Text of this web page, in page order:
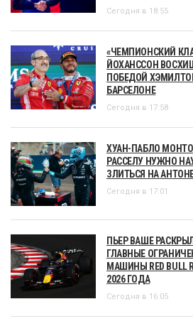
Сегодня в 18:55
«ЧЕМПИОНСКИЙ
ЙОХАНССОН
ПОБЕДОЙ
БАРСЕЛОНЕ
Сегодня в 17:58
ХУАН-ПАБЛО
РАССЕЛУ НУЖНО
ЗЛИТЬСЯ НА
Сегодня в 17:01
ПЬЕР ВАШЕ РАСКРЫЛ
ГЛАВНЫЕ
МАШИНЫ RED BULL
2026 ГОДА
Сегодня в 16:05